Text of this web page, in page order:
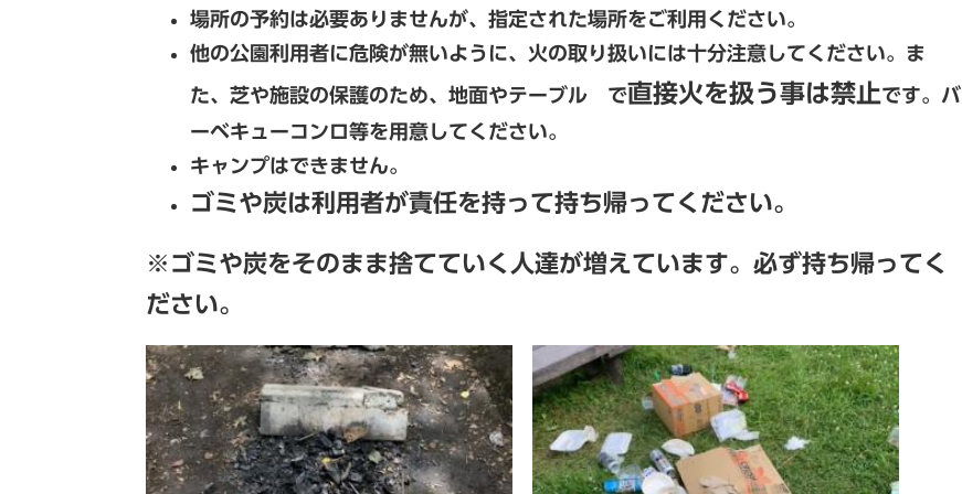
場所の予約は必要ありませんが、指定された場所をご利用ください。
他の公園利用者に危険が無いように、火の取り扱いには十分注意してください。ま
た、芝や施設の保護のため、地面やテーブル で直接火を扱う事は禁止です。バ
ーベキューコンロ等を用意してください。
キャンプはできません。
ゴミや炭は利用者が責任を持って持ち帰ってください。
​※ゴミや炭をそのまま捨てていく人達が増えています。必ず持ち帰ってく
ださい。